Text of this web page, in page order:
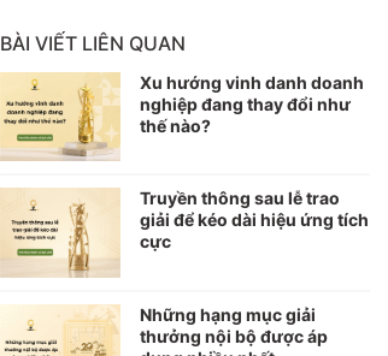
BÀI VIẾT LIÊN QUAN
Xu hướng vinh danh doanh
nghiệp đang thay đổi như
thế nào?
Truyền thông sau lễ trao
giải để kéo dài hiệu ứng tích
cực
Những hạng mục giải
thưởng nội bộ được áp